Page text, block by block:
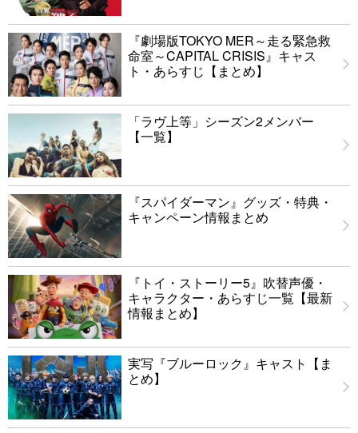
『劇場版TOKYO MER～走る緊急救
命室～CAPITAL CRISIS』キャス
ト・あらすじ【まとめ】
「ラヴ上等」シーズン2メンバー
【一覧】
『スパイダーマン』グッズ・特典・
キャンペーン情報まとめ
『トイ・ストーリー5』吹替声優・
キャラクター・あらすじ一覧【最新
情報まとめ】
実写『ブルーロック』キャスト【ま
とめ】